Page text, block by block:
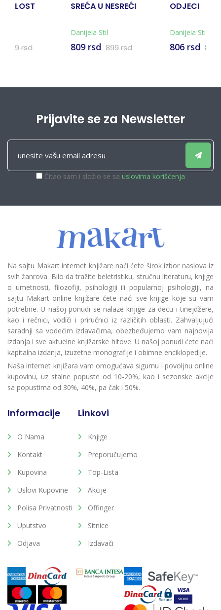
rsd
ODJECI
Danijela Stil
806 rsd 896 rsd
DOBRA BORBA
Danijela Stil
809 rsd 899
Prijavite se za Newsletter
Čitao sam i složio se sa uslovima korišćenja
Na sajtu Makart internet knjižare naći ćete širok izbor naslova iz
svih žanrova. Bilo da tražite beletristiku, stručnu literaturu, knjige
o umetnosti, filozofiji, psihologiji ili popularnoj psihologiji, na
sajtu Makart online knjižare ćete naći sve knjige koje su vam
potrebne. U našoj ponudi se nalaze knjige za decu i tinejdžere,
kao i rečnici, vodiči i priručnici iz različitih oblasti. Zahvaljujući
saradnji sa vodećim izdavačima, obezbeđujemo vam najnovija
izdanja i sve aktuelne knjižarske hitove. U našoj ponudi ćete naći
kapitalna izdanja, izuzetne monografije i obimne enciklopedije.
Naša internet knjižara vam omogućava sigurnu i povoljnu online
kupovinu, uz stalne popuste od 10-20%, kao i sezonske akcije
sa popustima od 30%, 40%, pa čak i 50%.
Informacije
O Nama
Kontakt
Kupovina
Uslovi Kupovine
Polisa Privatnosti
Uputstvo
Odjava
Linkovi
Knjige
Preporučujemo
Top-Lista
Akcije
Offinger
Sitnice
Izdavači